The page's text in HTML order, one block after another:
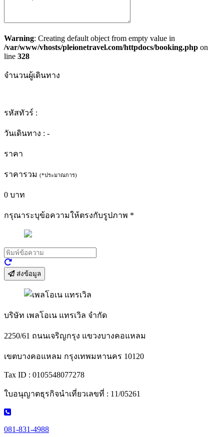
Warning: Creating default object from empty value in
/var/www/vhosts/pleionetravel.com/httpdocs/booking.php on
line 328
จำนวนผู้เดินทาง
รหัสทัวร์ :
วันเดินทาง : -
ราคา
ราคารวม (*ประมาณการ)
0 บาท
กรุณาระบุข้อความให้ตรงกับรูปภาพ *
ส่งข้อมูล
บริษัท เพลโอเน แทรเวิล จำกัด
2250/61 ถนนเจริญกรุง แขวงบางคอแหลม
เขตบางคอแหลม กรุงเทพมหานคร 10120
Tax ID : 0105548077278
ใบอนุญาตธุรกิจนำเที่ยวเลขที่ : 11/05261
081-831-4988